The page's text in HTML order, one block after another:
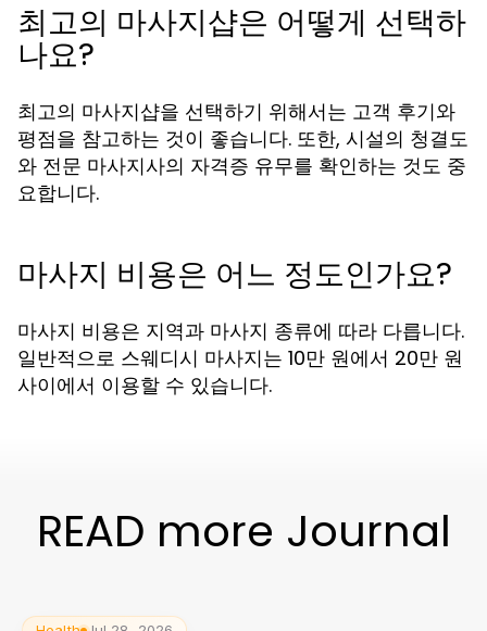
최고의 마사지샵은 어떻게 선택하
나요?
최고의 마사지샵을 선택하기 위해서는 고객 후기와
평점을 참고하는 것이 좋습니다. 또한, 시설의 청결도
와 전문 마사지사의 자격증 유무를 확인하는 것도 중
요합니다.
마사지 비용은 어느 정도인가요?
마사지 비용은 지역과 마사지 종류에 따라 다릅니다.
일반적으로 스웨디시 마사지는 10만 원에서 20만 원
사이에서 이용할 수 있습니다.
READ more Journal